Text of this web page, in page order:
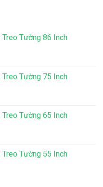
Treo Tường 86 Inch
Treo Tường 75 Inch
Treo Tường 65 Inch
Treo Tường 55 Inch